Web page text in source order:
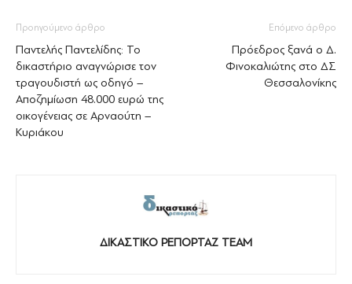
Προηγούμενο άρθρο
Παντελής Παντελίδης: Το
δικαστήριο αναγνώρισε τον
τραγουδιστή ως οδηγό –
Αποζημίωση 48.000 ευρώ της
οικογένειας σε Αρναούτη –
Κυριάκου
Επόμενο άρθρο
Πρόεδρος ξανά ο Δ.
Φινοκαλιώτης στο ΔΣ
Θεσσαλονίκης
ΔΙΚΑΣΤΙΚΟ ΡΕΠΟΡΤΑΖ TEAM